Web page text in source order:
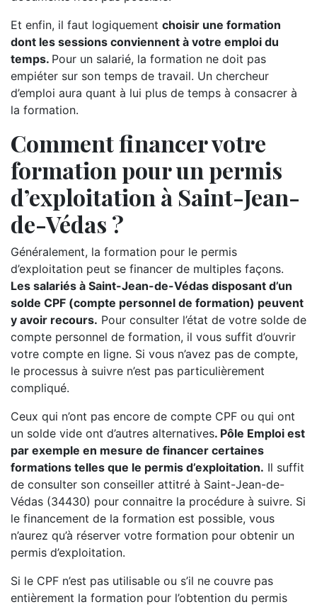
Et enfin, il faut logiquement choisir une formation
dont les sessions conviennent à votre emploi du
temps. Pour un salarié, la formation ne doit pas
empiéter sur son temps de travail. Un chercheur
d’emploi aura quant à lui plus de temps à consacrer à
la formation.
Comment financer votre
formation pour un permis
d’exploitation à Saint-Jean-
de-Védas ?
Généralement, la formation pour le permis
d’exploitation peut se financer de multiples façons.
Les salariés à Saint-Jean-de-Védas disposant d’un
solde CPF (compte personnel de formation) peuvent
y avoir recours. Pour consulter l’état de votre solde de
compte personnel de formation, il vous suffit d’ouvrir
votre compte en ligne. Si vous n’avez pas de compte,
le processus à suivre n’est pas particulièrement
compliqué.
Ceux qui n’ont pas encore de compte CPF ou qui ont
un solde vide ont d’autres alternatives. Pôle Emploi est
par exemple en mesure de financer certaines
formations telles que le permis d’exploitation. Il suffit
de consulter son conseiller attitré à Saint-Jean-de-
Védas (34430) pour connaitre la procédure à suivre. Si
le financement de la formation est possible, vous
n’aurez qu’à réserver votre formation pour obtenir un
permis d’exploitation.
Si le CPF n’est pas utilisable ou s’il ne couvre pas
entièrement la formation pour l’obtention du permis